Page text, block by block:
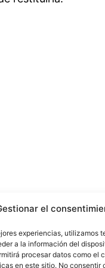
el
experiencias, utilizamos
a la información del
procesar datos como el
en este sitio. No consentir